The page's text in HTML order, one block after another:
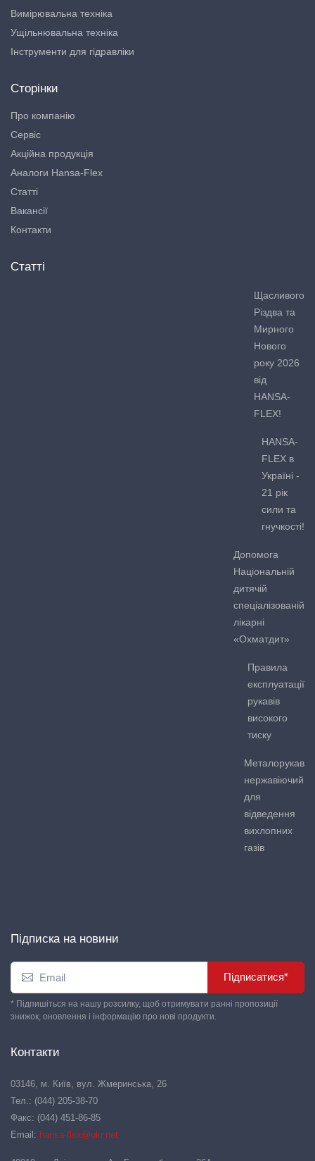
Вимірювальна техніка
Ущільнювальна техніка
Інструменти для гідравліки
Сторінки
Про компанію
Сервіс
Акційна продукція
Аналоги Hansa-Flex
Статті
Вакансії
Контакти
Статті
Щасливого
Різдва та
Мирного
Нового
року 2026
від
HANSA-
FLEX!
HANSA-
FLEX в
Україні -
21 рік
сили та
гнучкості!
Допомога
Національній
дитячій
спеціалізованій
лікарні
«Охматдит»
Правила
експлуатації
рукавів
високого
тиску
Металорукав
нержавіючий
для
відведення
вихлопних
газів
Підписка на новини
Підписатися*
* Підпишіться на нашу розсилку, щоб отримувати ранні пропозиції
знижок, оновлення і інформацію про нові продукти.
Контакти
03146, м. Київ, вул. Жмеринська, 26
Тел.: (044) 205-38-70
Факс: (044) 451-86-85
Email: hansa-flex@ukr.net